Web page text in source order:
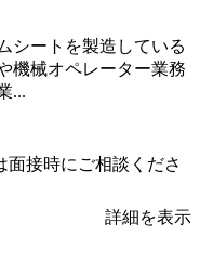
シートを製造している
機械オペレーター業務
...
接時にご相談くださ
詳細を表示